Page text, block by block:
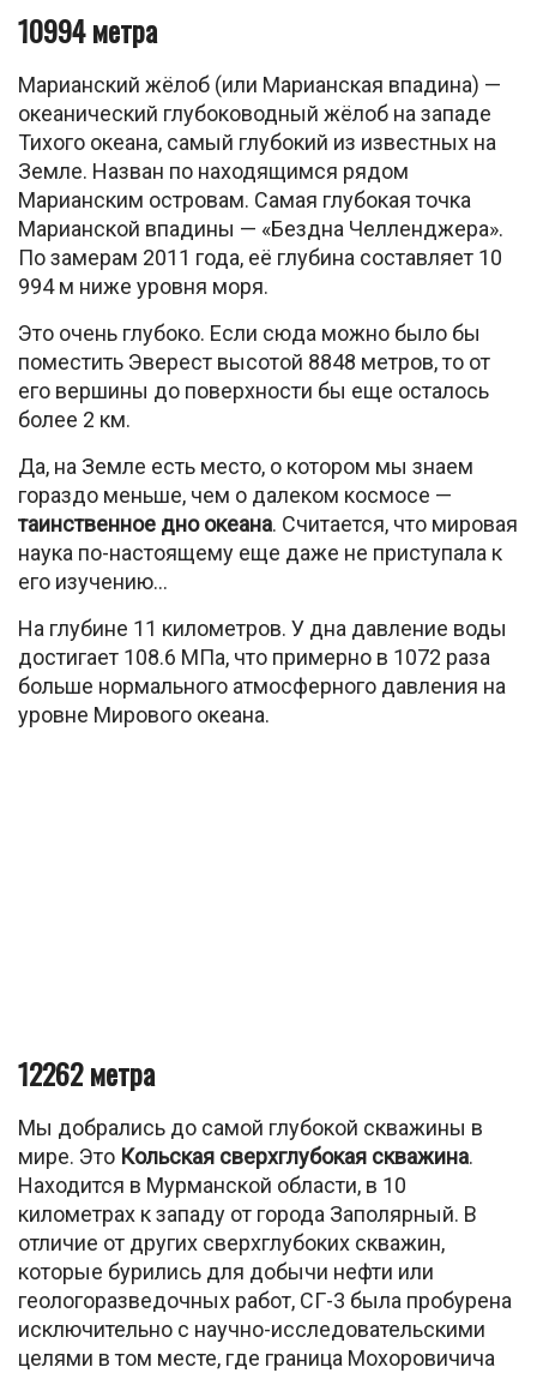
10994 метра
Марианский жёлоб (или Марианская впадина) —
океанический глубоководный жёлоб на западе
Тихого океана, самый глубокий из известных на
Земле. Назван по находящимся рядом
Марианским островам. Самая глубокая точка
Марианской впадины — «Бездна Челленджера».
По замерам 2011 года, её глубина составляет 10
994 м ниже уровня моря.
Это очень глубоко. Если сюда можно было бы
поместить Эверест высотой 8848 метров, то от
его вершины до поверхности бы еще осталось
более 2 км.
Да, на Земле есть место, о котором мы знаем
гораздо меньше, чем о далеком космосе —
таинственное дно океана. Считается, что мировая
наука по-настоящему еще даже не приступала к
его изучению…
На глубине 11 километров. У дна давление воды
достигает 108.6 МПа, что примерно в 1072 раза
больше нормального атмосферного давления на
уровне Мирового океана.
12262 метра
Мы добрались до самой глубокой скважины в
мире. Это Кольская сверхглубокая скважина.
Находится в Мурманской области, в 10
километрах к западу от города Заполярный. В
отличие от других сверхглубоких скважин,
которые бурились для добычи нефти или
геологоразведочных работ, СГ-3 была пробурена
исключительно с научно-исследовательскими
целями в том месте, где граница Мохоровичича